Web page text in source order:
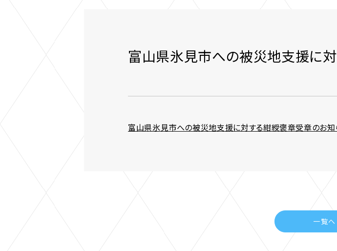
富山県氷見市への被災地支援に
富山県氷見市への被災地支援に対する紺綬褒章受章のお知
一覧へ